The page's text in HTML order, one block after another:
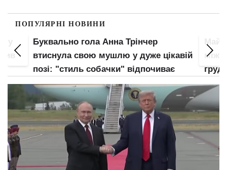
ПОПУЛЯРНІ НОВИНИ
Буквально гола Анна Трінчер
втиснула свою мушлю у дуже цікавій
позі: "стиль собачки" відпочиває
між